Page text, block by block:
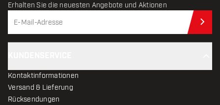
Erhalten Sie die neuesten Angebote und Aktionen
Kontaktinformationen
Versand & Lieferung
Rücksendungen